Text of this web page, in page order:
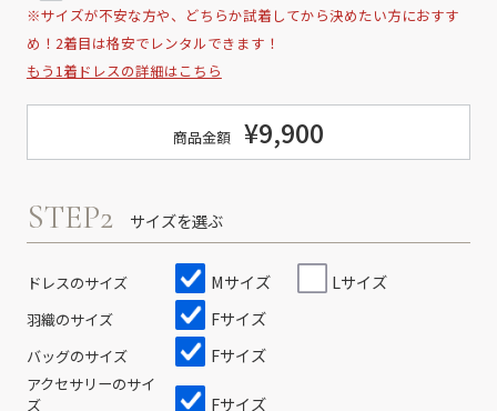
※サイズが不安な方や、どちらか試着してから決めたい方におすす
め！2着目は格安でレンタルできます！
もう1着ドレスの詳細はこちら
商品金額 ¥9,900
STEP2 サイズを選ぶ
ドレスのサイズ Mサイズ Lサイズ
羽織のサイズ Fサイズ
バッグのサイズ Fサイズ
アクセサリーのサイ
ズ
Fサイズ